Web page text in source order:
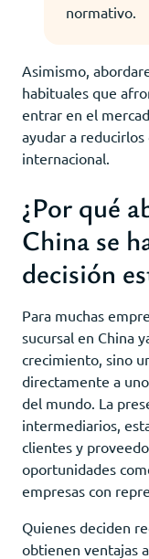
normativo.
Asimismo,
habituales que
entrar en el
ayudar a
internacional.
¿Por qué
China se
decisión
Para muchas
sucursal en China
crecimiento, sino
directamente a
del mundo. La
intermediarios,
clientes y
oportunidades
empresas con
Quienes deciden
obtienen ventajas